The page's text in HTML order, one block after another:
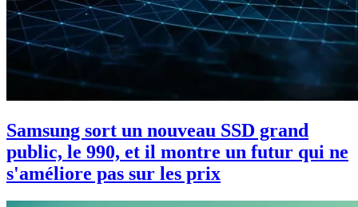
Samsung sort un nouveau SSD grand
public, le 990, et il montre un futur qui ne
s'améliore pas sur les prix